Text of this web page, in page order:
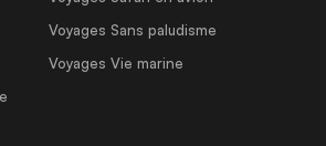
Voyages Sans paludisme
Voyages Vie marine